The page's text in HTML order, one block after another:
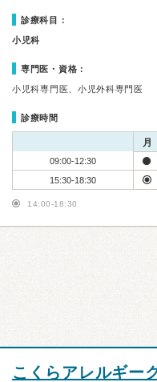
診療科目：
小児科
専門医・資格：
小児科専門医、小児外科専門医
診療時間
月
09:00-12:30
15:30-18:30
14:00-18:30
こくらアレルギー